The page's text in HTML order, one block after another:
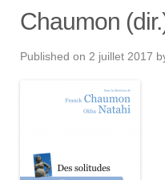
Chaumon
Published on 2 juillet 2017